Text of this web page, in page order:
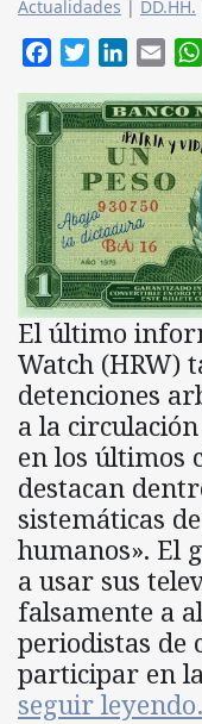
Actualidades | DD.HH.
FacebookTwitterLinkedIn
Email
El último
Watch (HRW)
detenciones
a la
en los últimos
destacan
sistemáticas
humanos». El
a usar sus
falsamente a
periodistas de
participar en
seguir